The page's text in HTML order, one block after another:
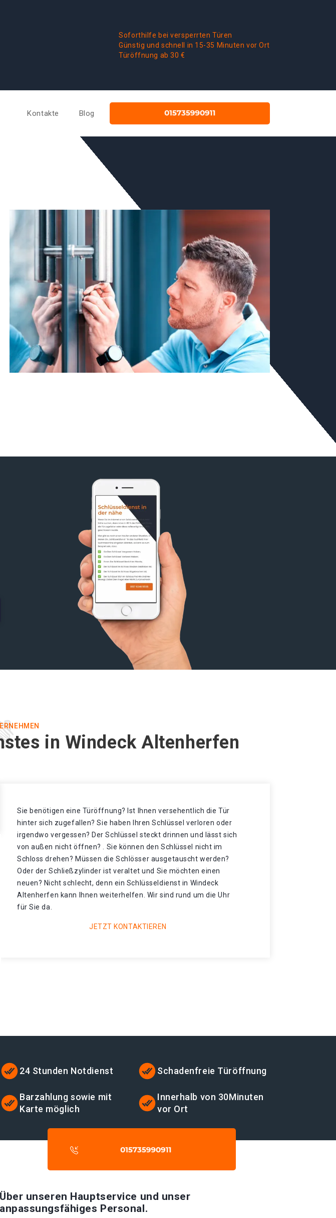
Soforthilfe bei versperrten Türen
Günstig und schnell in 15-35 Minuten vor Ort
Türöffnung ab 30 €
Kontakte Blog
in Windeck Altenherfen
Sie benötigen eine Türöffnung? Ist Ihnen versehentlich die Tür
hinter sich zugefallen? Sie haben Ihren Schlüssel verloren oder
irgendwo vergessen? Der Schlüssel steckt drinnen und lässt sich
von außen nicht öffnen? . Sie können den Schlüssel nicht im
Schloss drehen? Müssen die Schlösser ausgetauscht werden?
Oder der Schließzylinder ist veraltet und Sie möchten einen
neuen? Nicht schlecht, denn ein Schlüsseldienst in Windeck
Altenherfen kann Ihnen weiterhelfen. Wir sind rund um die Uhr
für Sie da.
JETZT KONTAKTIEREN
24 Stunden Notdienst Schadenfreie Türöffnung
Barzahlung sowie mit
Karte möglich
Innerhalb von 30Minuten
vor Ort
Über unseren Hauptservice und unser
anpassungsfähiges Personal.